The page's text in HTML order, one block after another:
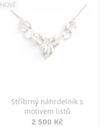
NOVÉ
Stříbrný náhrdelník s
motivem listů
2 500 Kč